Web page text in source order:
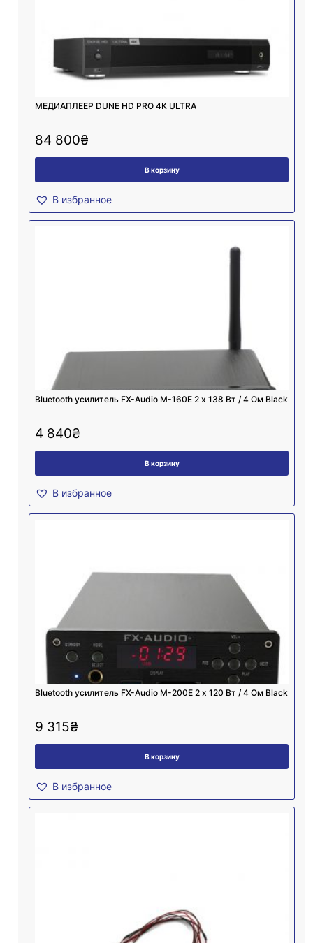
МЕДИАПЛЕЕР DUNE HD PRO 4K ULTRA
84 800₴
В корзину
В избранное
Bluetooth усилитель FX-Audio M-160E 2 х 138 Вт / 4 Ом Black
4 840₴
В корзину
В избранное
Bluetooth усилитель FX-Audio M-200E 2 х 120 Вт / 4 Ом Black
9 315₴
В корзину
В избранное